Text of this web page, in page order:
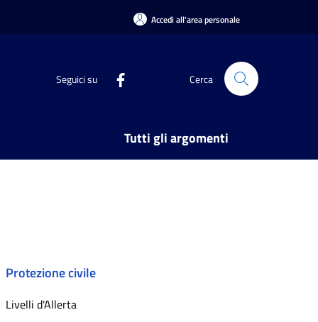
Accedi all'area personale
Seguici su Cerca
Tutti gli argomenti
Protezione civile
Livelli d'Allerta